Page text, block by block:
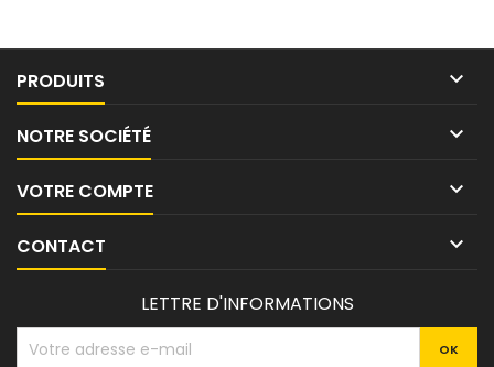
PRODUITS 
NOTRE SOCIÉTÉ 
VOTRE COMPTE 
CONTACT 
LETTRE D'INFORMATIONS